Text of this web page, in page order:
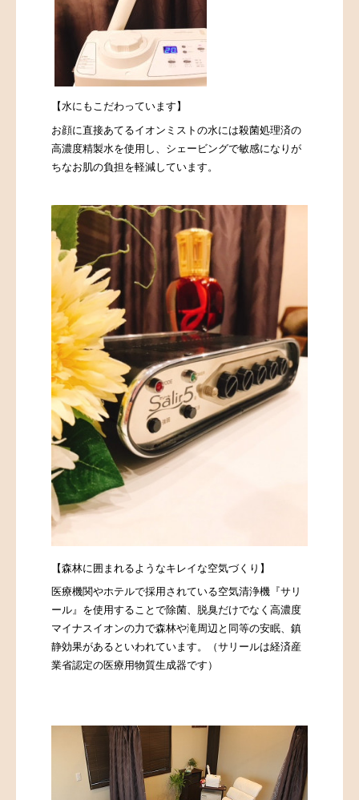
【水にもこだわっています】
お顔に直接あてるイオンミストの水には殺菌処理済の
高濃度精製水を使用し、シェービングで敏感になりが
ちなお肌の負担を軽減しています。
【森林に囲まれるようなキレイな空気づくり】
医療機関やホテルで採用されている空気清浄機『サリ
ール』を使用することで除菌、脱臭だけでなく高濃度
マイナスイオンの力で森林や滝周辺と同等の安眠、鎮
静効果があるといわれています。（サリールは経済産
業省認定の医療用物質生成器です）